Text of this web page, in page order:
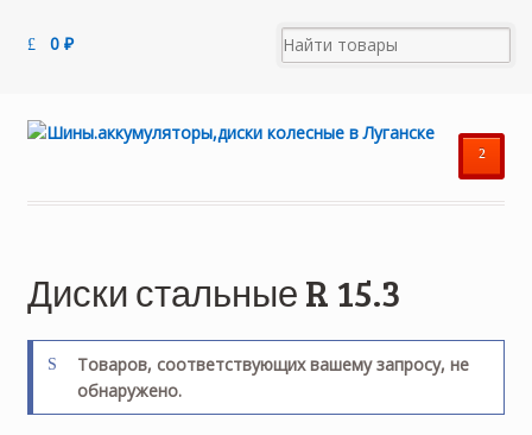
0₽
²
Диски стальные R 15.3
Товаров, соответствующих вашему запросу, не
обнаружено.